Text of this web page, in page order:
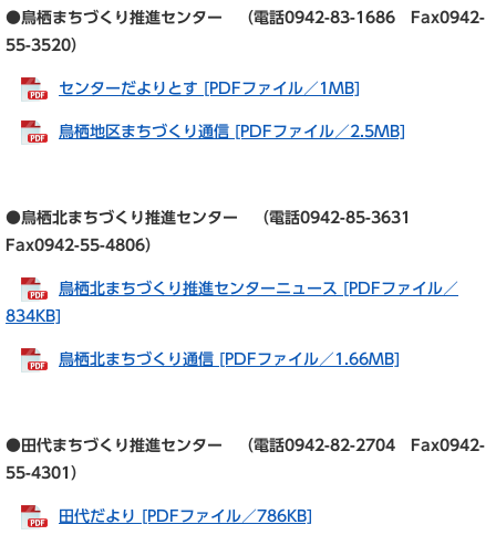
●鳥栖まちづくり推進センター （電話0942-83-1686 Fax0942-
55-3520）
センターだよりとす [PDFファイル／1MB]
鳥栖地区まちづくり通信 [PDFファイル／2.5MB]
●鳥栖北まちづくり推進センター （電話0942-85-3631
Fax0942-55-4806）
鳥栖北まちづくり推進センターニュース [PDFファイル／
834KB]
鳥栖北まちづくり通信 [PDFファイル／1.66MB]
●田代まちづくり推進センター （電話0942-82-2704 Fax0942-
55-4301）
田代だより [PDFファイル／786KB]